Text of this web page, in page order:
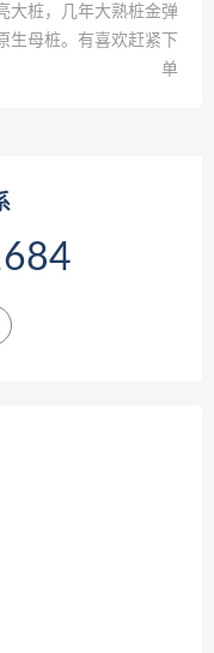
大桩，几年大熟桩金弹
生母桩。有喜欢赶紧下
单